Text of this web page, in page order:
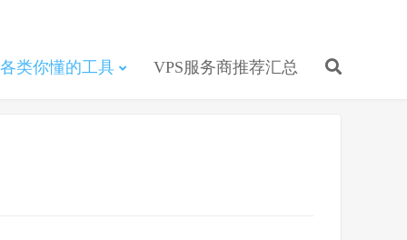
各类你懂的工具 VPS服务商推荐汇总